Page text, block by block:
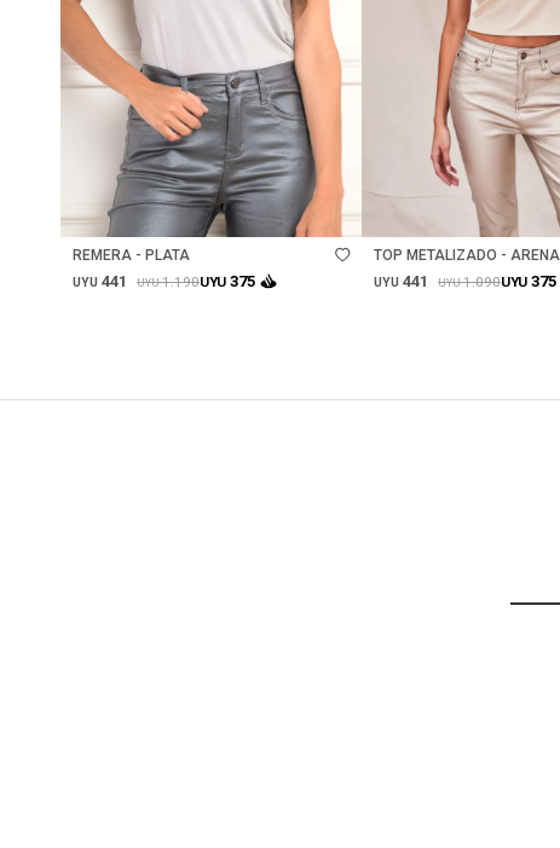
Talle
REMERA - PLATA
UYU 441 UYU1.190UYU 375
TOP METALIZADO - ARENA
UYU 441 UYU1.090UYU 375